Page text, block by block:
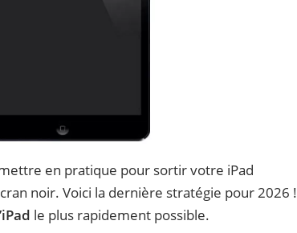
en pratique pour sortir votre iPad
noir. Voici la dernière stratégie pour 2026 !
le plus rapidement possible.